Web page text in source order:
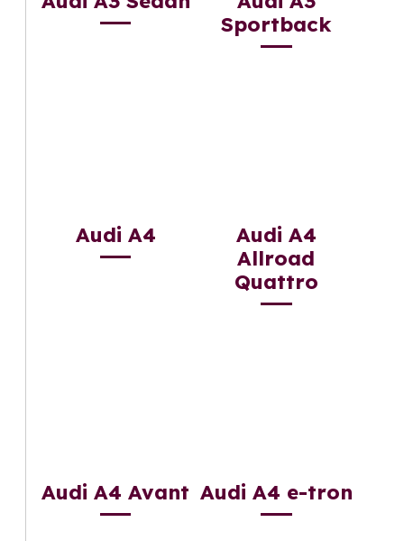
Sportback
Audi A4
Audi A4
Allroad
Quattro
Audi A4 Avant Audi A4 e-tron